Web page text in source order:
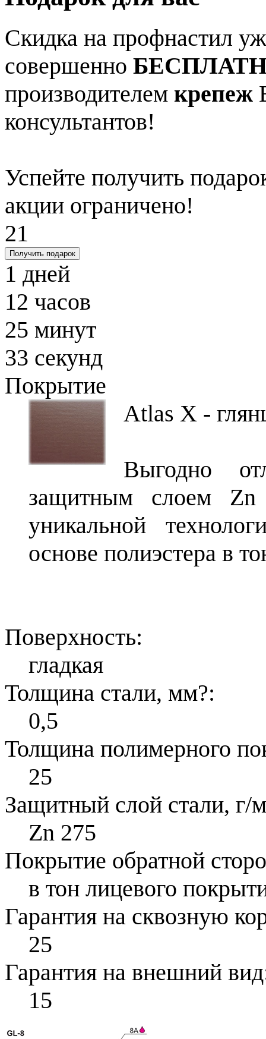
Скидка на профнастил
совершенно
производителем крепеж
консультантов!
Успейте получить
акции ограничено!
21
Получить подарок
1 дней
12 часов
25 минут
32 секунд
Покрытие
Atlas X -
Выгодно
защитным слоем Zn
уникальной
основе полиэстера в
Поверхность:
гладкая
Толщина стали, мм?:
0,5
Толщина полимерного
25
Защитный слой стали, г/
Zn 275
Покрытие обратной
в тон лицевого
Гарантия на сквозную
25
Гарантия на внешний
15